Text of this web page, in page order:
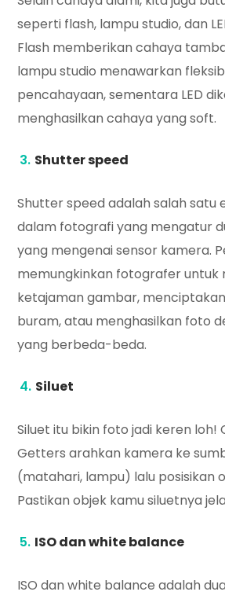
seperti flash, lampu studio, dan
Flash memberikan cahaya
lampu studio menawarkan
pencahayaan, sementara LED
menghasilkan cahaya yang soft.
Shutter speed
Shutter speed adalah salah satu
dalam fotografi yang mengatur
yang mengenai sensor kamera.
memungkinkan fotografer untuk
ketajaman gambar,
buram, atau menghasilkan foto
yang berbeda-beda.
Siluet
Siluet itu bikin foto jadi keren loh!
Getters arahkan kamera ke
(matahari, lampu) lalu posisikan
Pastikan objek kamu siluetnya
ISO dan white balance
ISO dan white balance adalah